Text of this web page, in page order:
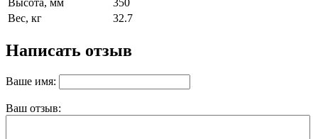
Высота, мм
350
Вес, кг
32.7
Написать отзыв
Ваше имя:
Ваш отзыв: